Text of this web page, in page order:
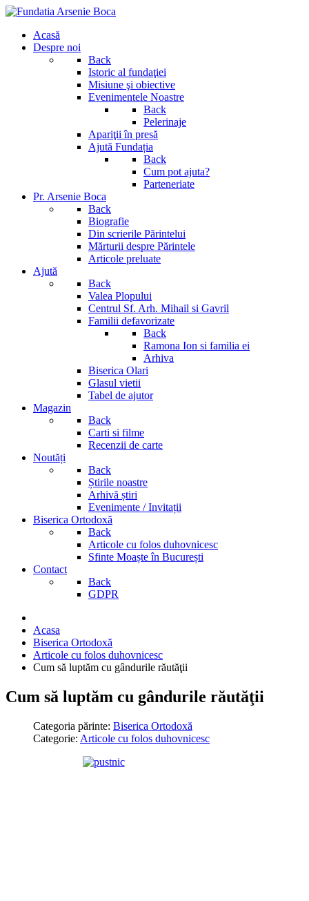
Acasă
Despre noi
Back
Istoric al fundaţiei
Misiune şi obiective
Evenimentele Noastre
Back
Pelerinaje
Apariţii în presă
Ajută Fundația
Back
Cum pot ajuta?
Parteneriate
Pr. Arsenie Boca
Back
Biografie
Din scrierile Părintelui
Mărturii despre Părintele
Articole preluate
Ajută
Back
Valea Plopului
Centrul Sf. Arh. Mihail si Gavril
Familii defavorizate
Back
Ramona Ion si familia ei
Arhiva
Biserica Olari
Glasul vietii
Tabel de ajutor
Magazin
Back
Carti si filme
Recenzii de carte
Noutăți
Back
Știrile noastre
Arhivă știri
Evenimente / Invitații
Biserica Ortodoxă
Back
Articole cu folos duhovnicesc
Sfinte Moaște în București
Contact
Back
GDPR
Acasa
Biserica Ortodoxă
Articole cu folos duhovnicesc
Cum să luptăm cu gândurile răutăţii
Cum să luptăm cu gândurile răutăţii
Categoria părinte: Biserica Ortodoxă
Categorie: Articole cu folos duhovnicesc